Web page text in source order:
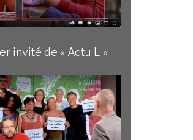
invité de « Actu L »